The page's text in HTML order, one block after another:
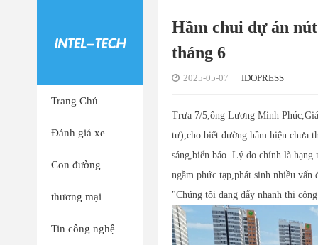
Trang Chủ
Đánh giá xe
Con đường
thương mại
Tin công nghệ
Hầm chui dự án
tháng 6
2025-05-07 IDOPRESS
Trưa 7/5,ông Lương Minh
tư),cho biết đường hầm hiện chưa
sáng,biển báo. Lý do chính là
ngầm phức tạp,phát sinh nhiều
"Chúng tôi đang đẩy nhanh thi